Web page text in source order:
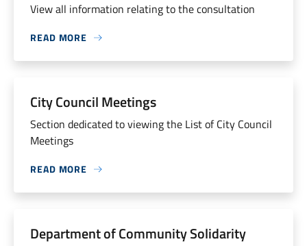
View all information relating to the consultation
READ MORE
City Council Meetings
Section dedicated to viewing the List of City Council
Meetings
READ MORE
Department of Community Solidarity